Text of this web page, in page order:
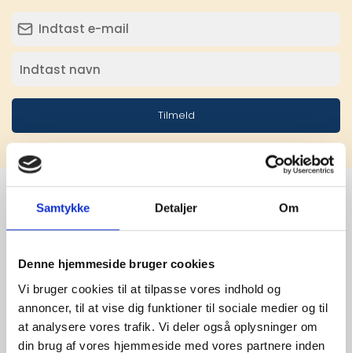
Samtykke Detaljer Om
Denne hjemmeside bruger cookies
Vi bruger cookies til at tilpasse vores indhold og
annoncer, til at vise dig funktioner til sociale medier og til
at analysere vores trafik. Vi deler også oplysninger om
din brug af vores hjemmeside med vores partnere inden
Tilmeld
Stærke
leverandører
giver større
udvalg